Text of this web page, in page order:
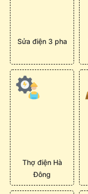
Sửa điện 3 pha
Thợ điện Hà
Đông